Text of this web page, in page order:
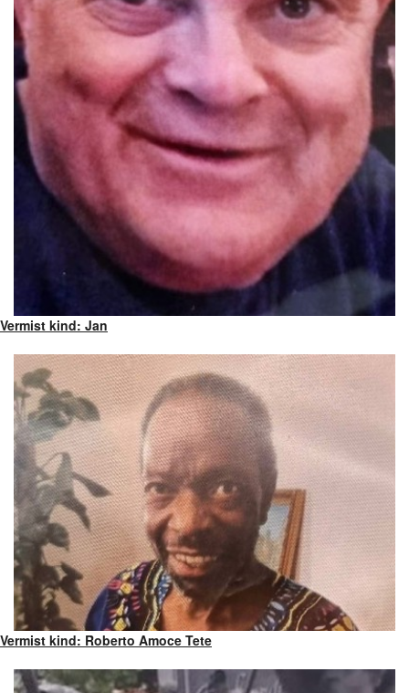
Vermist kind: Jan
Vermist kind: Roberto Amoce Tete